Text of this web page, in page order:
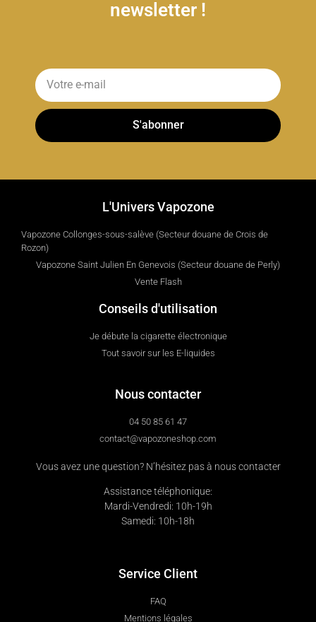
newsletter !
S'abonner
L'Univers Vapozone
Vapozone Collonges-sous-salève (Secteur douane de Crois de
Rozon)
Vapozone Saint Julien En Genevois (Secteur douane de Perly)
Vente Flash
Conseils d'utilisation
Je débute la cigarette électronique
Tout savoir sur les E-liquides
Nous contacter
04 50 85 61 47
contact@vapozoneshop.com
Vous avez une question? N’hésitez pas à nous contacter
Assistance téléphonique:
Mardi-Vendredi: 10h-19h
Samedi: 10h-18h
Service Client
FAQ
Mentions légales